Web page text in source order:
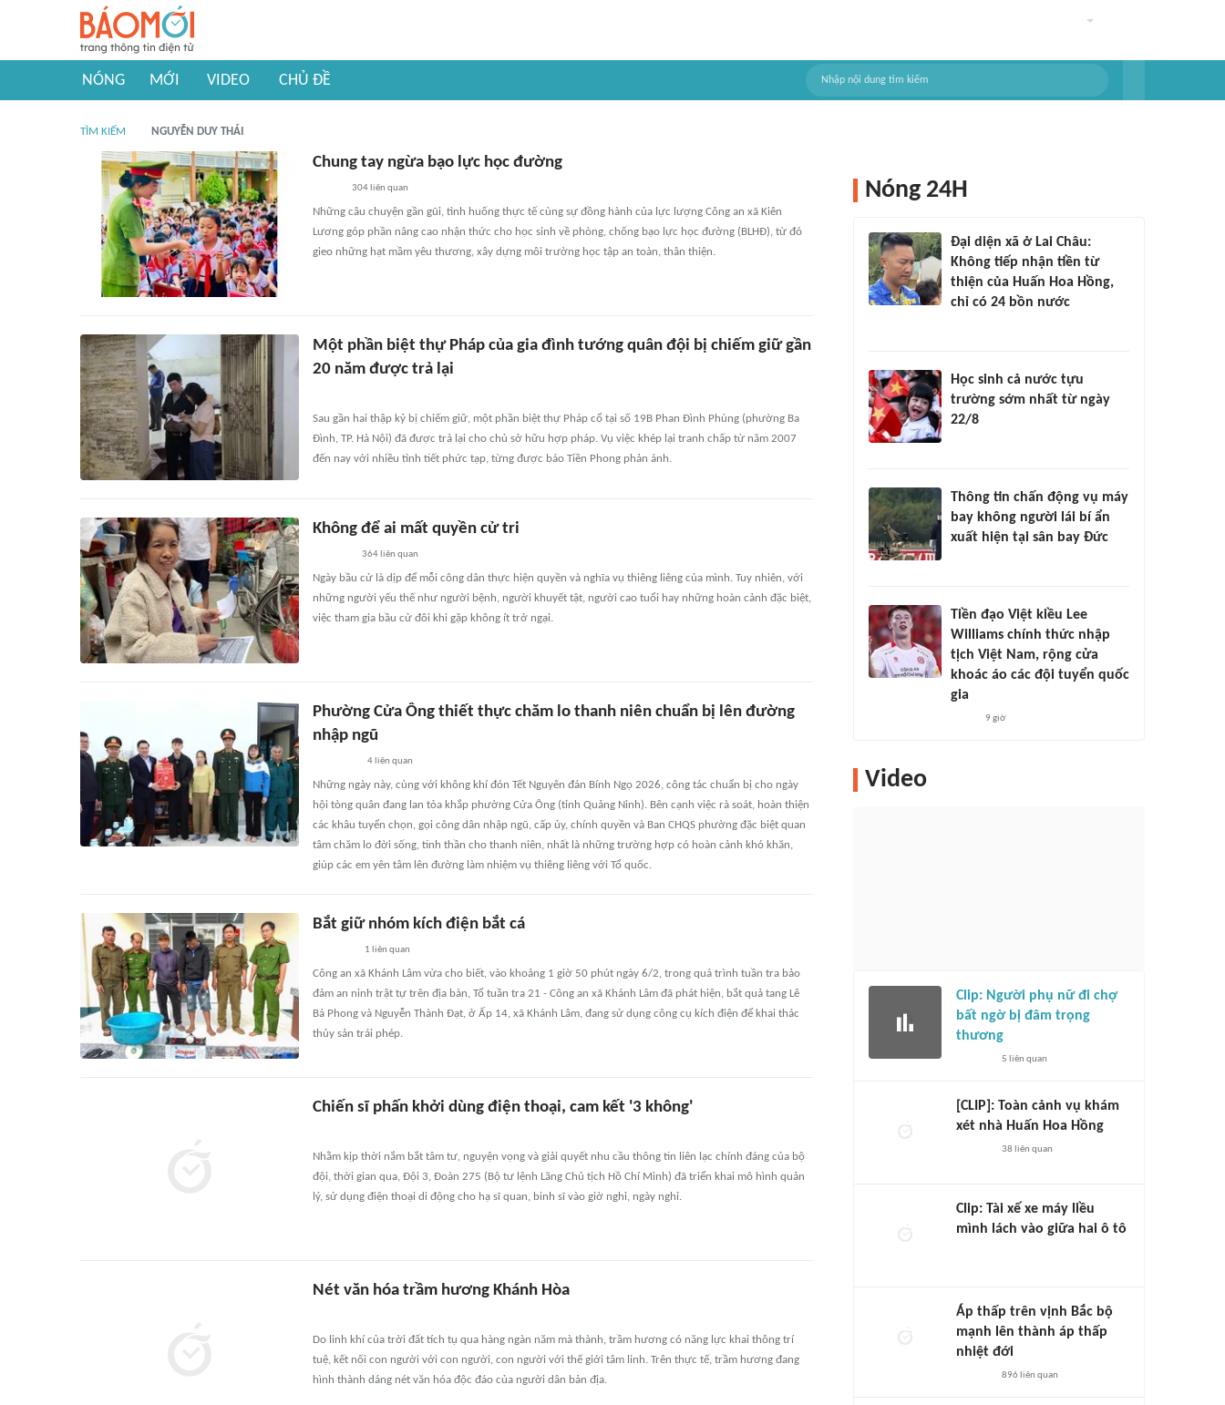
NÓNG MỚI VIDEO CHỦ ĐỀ
TÌM KIẾM NGUYỄN DUY THÁI
Chung tay ngừa bạo lực học đường
304liên quan
Những câu chuyện gần gũi, tình huống thực tế cùng sự đồng hành của lực lượng Công an xã Kiên
Lương góp phần nâng cao nhận thức cho học sinh về phòng, chống bạo lực học đường (BLHĐ), từ đó
gieo những hạt mầm yêu thương, xây dựng môi trường học tập an toàn, thân thiện.
Một phần biệt thự Pháp của gia đình tướng quân đội bị chiếm giữ gần
20 năm được trả lại
Sau gần hai thập kỷ bị chiếm giữ, một phần biệt thự Pháp cổ tại số 19B Phan Đình Phùng (phường Ba
Đình, TP. Hà Nội) đã được trả lại cho chủ sở hữu hợp pháp. Vụ việc khép lại tranh chấp từ năm 2007
đến nay với nhiều tình tiết phức tạp, từng được báo Tiền Phong phản ánh.
Không để ai mất quyền cử tri
364 liên quan
Ngày bầu cử là dịp để mỗi công dân thực hiện quyền và nghĩa vụ thiêng liêng của mình. Tuy nhiên, với
những người yếu thế như người bệnh, người khuyết tật, người cao tuổi hay những hoàn cảnh đặc biệt,
việc tham gia bầu cử đôi khi gặp không ít trở ngại.
Phường Cửa Ông thiết thực chăm lo thanh niên chuẩn bị lên đường
nhập ngũ
4 liên quan
Những ngày này, cùng với không khí đón Tết Nguyên đán Bính Ngọ 2026, công tác chuẩn bị cho ngày
hội tòng quân đang lan tỏa khắp phường Cửa Ông (tỉnh Quảng Ninh). Bên cạnh việc rà soát, hoàn thiện
các khâu tuyển chọn, gọi công dân nhập ngũ, cấp ủy, chính quyền và Ban CHQS phường đặc biệt quan
tâm chăm lo đời sống, tinh thần cho thanh niên, nhất là những trường hợp có hoàn cảnh khó khăn,
giúp các em yên tâm lên đường làm nhiệm vụ thiêng liêng với Tổ quốc.
Bắt giữ nhóm kích điện bắt cá
1 liên quan
Công an xã Khánh Lâm vừa cho biết, vào khoảng 1 giờ 50 phút ngày 6/2, trong quá trình tuần tra bảo
đảm an ninh trật tự trên địa bàn, Tổ tuần tra 21 - Công an xã Khánh Lâm đã phát hiện, bắt quả tang Lê
Bá Phong và Nguyễn Thành Đạt, ở Ấp 14, xã Khánh Lâm, đang sử dụng công cụ kích điện để khai thác
thủy sản trái phép.
Chiến sĩ phấn khởi dùng điện thoại, cam kết '3 không'
Nhằm kịp thời nắm bắt tâm tư, nguyện vọng và giải quyết nhu cầu thông tin liên lạc chính đáng của bộ
đội, thời gian qua, Đội 3, Đoàn 275 (Bộ tư lệnh Lăng Chủ tịch Hồ Chí Minh) đã triển khai mô hình quản
lý, sử dụng điện thoại di động cho hạ sĩ quan, binh sĩ vào giờ nghỉ, ngày nghỉ.
Nét văn hóa trầm hương Khánh Hòa
Do linh khí của trời đất tích tụ qua hàng ngàn năm mà thành, trầm hương có năng lực khai thông trí
tuệ, kết nối con người với con người, con người với thế giới tâm linh. Trên thực tế, trầm hương đang
hình thành dáng nét văn hóa độc đáo của người dân bản địa.
Nóng 24H
Đại diện xã ở Lai Châu:
Không tiếp nhận tiền từ
thiện của Huấn Hoa Hồng,
chỉ có 24 bồn nước
Học sinh cả nước tựu
trường sớm nhất từ ngày
22/8
Thông tin chấn động vụ máy
bay không người lái bí ẩn
xuất hiện tại sân bay Đức
Tiền đạo Việt kiều Lee
Williams chính thức nhập
tịch Việt Nam, rộng cửa
khoác áo các đội tuyển quốc
gia
9 giờ
Video
Clip: Người phụ nữ đi chợ
bất ngờ bị đâm trọng
thương
5 liên quan
[CLIP]: Toàn cảnh vụ khám
xét nhà Huấn Hoa Hồng
38 liên quan
Clip: Tài xế xe máy liều
mình lách vào giữa hai ô tô
Áp thấp trên vịnh Bắc bộ
mạnh lên thành áp thấp
nhiệt đới
896 liên quan